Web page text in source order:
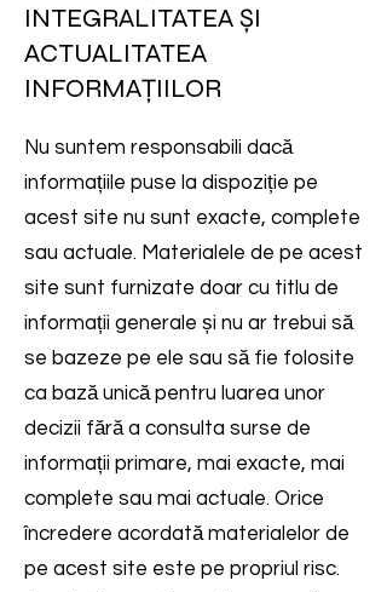
INTEGRALITATEA ȘI
ACTUALITATEA
INFORMAȚIILOR
Nu suntem responsabili dacă
informațiile puse la dispoziție pe
acest site nu sunt exacte, complete
sau actuale. Materialele de pe acest
site sunt furnizate doar cu titlu de
informații generale și nu ar trebui să
se bazeze pe ele sau să fie folosite
ca bază unică pentru luarea unor
decizii fără a consulta surse de
informații primare, mai exacte, mai
complete sau mai actuale. Orice
încredere acordată materialelor de
pe acest site este pe propriul risc.